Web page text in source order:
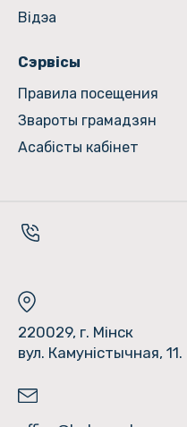
Відэа
Сэрвісы
Правила посещения
Звароты грамадзян
Асабісты кабінет
220029, г. Мінск
вул. Камуністычная, 11.